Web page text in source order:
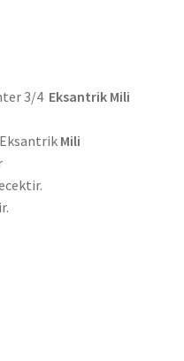
3/4 Eksantrik Mili
Mili